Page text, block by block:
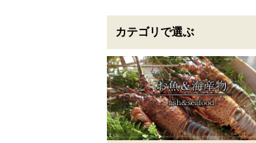
カテゴリで選ぶ